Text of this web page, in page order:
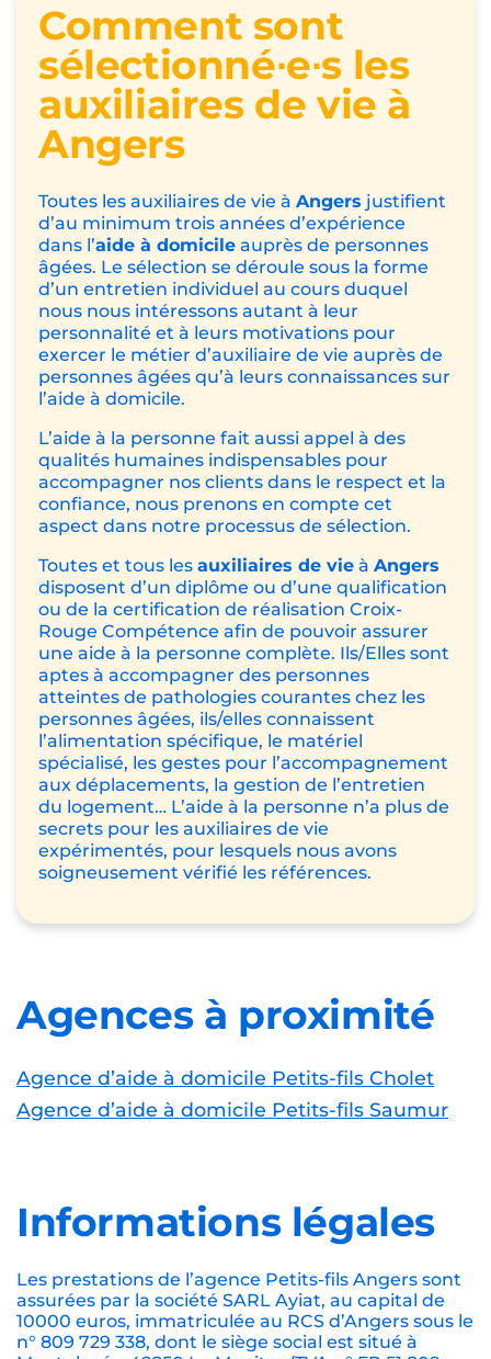
Comment sont
sélectionné∙e∙s les
auxiliaires de vie à
Angers
Toutes les auxiliaires de vie à Angers justifient
d’au minimum trois années d’expérience
dans l’aide à domicile auprès de personnes
âgées. Le sélection se déroule sous la forme
d’un entretien individuel au cours duquel
nous nous intéressons autant à leur
personnalité et à leurs motivations pour
exercer le métier d’auxiliaire de vie auprès de
personnes âgées qu’à leurs connaissances sur
l’aide à domicile.
L’aide à la personne fait aussi appel à des
qualités humaines indispensables pour
accompagner nos clients dans le respect et la
confiance, nous prenons en compte cet
aspect dans notre processus de sélection.
Toutes et tous les auxiliaires de vie à Angers
disposent d’un diplôme ou d’une qualification
ou de la certification de réalisation Croix-
Rouge Compétence afin de pouvoir assurer
une aide à la personne complète. Ils/Elles sont
aptes à accompagner des personnes
atteintes de pathologies courantes chez les
personnes âgées, ils/elles connaissent
l’alimentation spécifique, le matériel
spécialisé, les gestes pour l’accompagnement
aux déplacements, la gestion de l’entretien
du logement… L’aide à la personne n’a plus de
secrets pour les auxiliaires de vie
expérimentés, pour lesquels nous avons
soigneusement vérifié les références.
Agences à proximité
Agence d’aide à domicile Petits-fils Cholet
Agence d’aide à domicile Petits-fils Saumur
Informations légales
Les prestations de l’agence Petits-fils Angers sont
assurées par la société SARL Ayiat, au capital de
10000 euros, immatriculée au RCS d’Angers sous le
n° 809 729 338, dont le siège social est situé à